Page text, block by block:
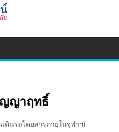
ญญาฤทธิ์
ดินรถโดยสารภายในจุฬาฯ)